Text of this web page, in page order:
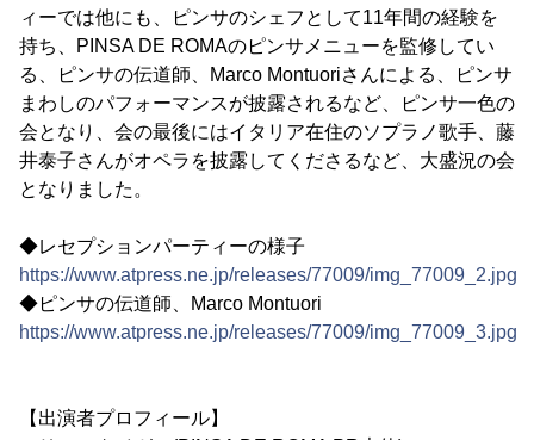
ィーでは他にも、ピンサのシェフとして11年間の経験を
持ち、PINSA DE ROMAのピンサメニューを監修してい
る、ピンサの伝道師、Marco Montuoriさんによる、ピンサ
まわしのパフォーマンスが披露されるなど、ピンサ一色の
会となり、会の最後にはイタリア在住のソプラノ歌手、藤
井泰子さんがオペラを披露してくださるなど、大盛況の会
となりました。
◆レセプションパーティーの様子
https://www.atpress.ne.jp/releases/77009/img_77009_2.jpg
◆ピンサの伝道師、Marco Montuori
https://www.atpress.ne.jp/releases/77009/img_77009_3.jpg
【出演者プロフィール】